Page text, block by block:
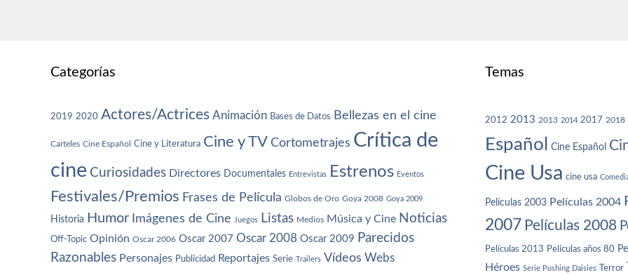
Categorías
2019 2020 Actores/Actrices Animación Bases de Datos Bellezas en el cine
Carteles Cine Español Cine y Literatura Cine y TV Cortometrajes Crítica de
cine Curiosidades Directores Documentales Entrevistas Estrenos Eventos
Festivales/Premios Frases de Película Globos de Oro Goya 2008 Goya 2009
Historia Humor Imágenes de Cine Juegos Listas Medios Música y Cine Noticias
Off-Topic Opinión Oscar 2006 Oscar 2007 Oscar 2008 Oscar 2009 Parecidos
Razonables Personajes Publicidad Reportajes Serie Trailers Vídeos Webs
Temas
2012 2013 2013 2014 2017 2018
Español Cine Español
Cine Usa cine usa
Películas 2003 Películas 2004
2007 Películas 2008
Películas 2013 Películas años 80
Héroes Serie Pushing Daisies Terror